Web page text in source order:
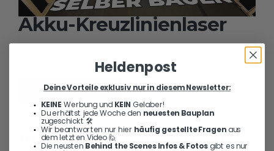
Akku-Kreuzlinienlaser
Bosch GLL 3-80 CG
Aktueller Preis
TEXT TEXT TEXT TEXT TEXT TEXT TEXT
Heldenpost
Deine Vorteile exklusiv nur in diesem Newsletter:
KEINE Werbung und KEIN Gelaber!
Du erhältst jede Woche den neuesten Bauplan
zugeschickt 🛠️
Wir beantworten nur hier häufig gestellte Fragen aus
dem letzten Video 🙋
Die neusten Behind the Scenes Infos & Fotos gibt es nur